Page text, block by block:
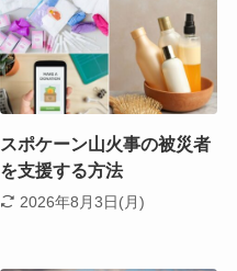
スポケーン山火事の被災者
を支援する方法
2026年8月3日(月)